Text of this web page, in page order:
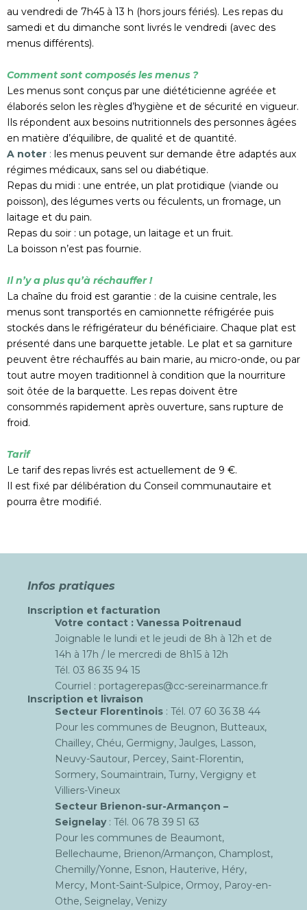
au vendredi de 7h45 à 13 h (hors jours fériés). Les repas du
samedi et du dimanche sont livrés le vendredi (avec des
menus différents).
Comment sont composés les menus ?
Les menus sont conçus par une diététicienne agréée et
élaborés selon les règles d’hygiène et de sécurité en vigueur.
Ils répondent aux besoins nutritionnels des personnes âgées
en matière d’équilibre, de qualité et de quantité.
A noter : les menus peuvent sur demande être adaptés aux
régimes médicaux, sans sel ou diabétique.
Repas du midi : une entrée, un plat protidique (viande ou
poisson), des légumes verts ou féculents, un fromage, un
laitage et du pain.
Repas du soir : un potage, un laitage et un fruit.
La boisson n’est pas fournie.
Il n’y a plus qu’à réchauffer !
La chaîne du froid est garantie : de la cuisine centrale, les
menus sont transportés en camionnette réfrigérée puis
stockés dans le réfrigérateur du bénéficiaire. Chaque plat est
présenté dans une barquette jetable. Le plat et sa garniture
peuvent être réchauffés au bain marie, au micro-onde, ou par
tout autre moyen traditionnel à condition que la nourriture
soit ôtée de la barquette. Les repas doivent être
consommés rapidement après ouverture, sans rupture de
froid.
Tarif
Le tarif des repas livrés est actuellement de 9 €.
Il est fixé par délibération du Conseil communautaire et
pourra être modifié.
Infos pratiques
Inscription et facturation
Votre contact : Vanessa Poitrenaud
Joignable le lundi et le jeudi de 8h à 12h et de
14h à 17h / le mercredi de 8h15 à 12h
Tél. 03 86 35 94 15
Courriel : portagerepas@cc-sereinarmance.fr
Inscription et livraison
Secteur Florentinois : Tél. 07 60 36 38 44
Pour les communes de Beugnon, Butteaux,
Chailley, Chéu, Germigny, Jaulges, Lasson,
Neuvy-Sautour, Percey, Saint-Florentin,
Sormery, Soumaintrain, Turny, Vergigny et
Villiers-Vineux
Secteur Brienon-sur-Armançon –
Seignelay: Tél. 06 78 39 51 63
Pour les communes de Beaumont,
Bellechaume, Brienon/Armançon, Champlost,
Chemilly/Yonne, Esnon, Hauterive, Héry,
Mercy, Mont-Saint-Sulpice, Ormoy, Paroy-en-
Othe, Seignelay, Venizy